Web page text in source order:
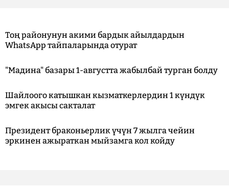
Тоң районунун акими бардык айылдардын
WhatsApp тайпаларында отурат
"Мадина" базары 1-августта жабылбай турган болду
Шайлоого катышкан кызматкерлердин 1 күндүк
эмгек акысы сакталат
Президент браконьерлик үчүн 7 жылга чейин
эркинен ажыраткан мыйзамга кол койду